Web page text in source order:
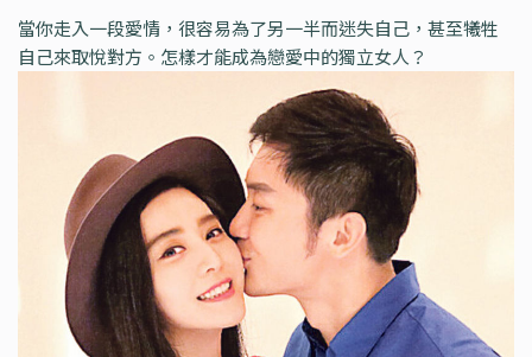
當你走入一段愛情，很容易為了另一半而迷失自己，甚至犧牲
自己來取悅對方。怎樣才能成為戀愛中的獨立女人？